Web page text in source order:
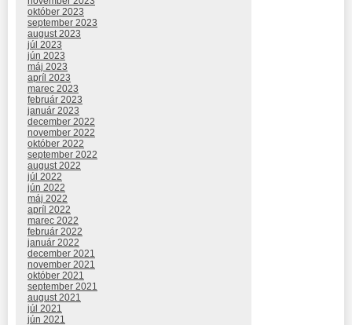
október 2023
september 2023
august 2023
júl 2023
jún 2023
máj 2023
apríl 2023
marec 2023
február 2023
január 2023
december 2022
november 2022
október 2022
september 2022
august 2022
júl 2022
jún 2022
máj 2022
apríl 2022
marec 2022
február 2022
január 2022
december 2021
november 2021
október 2021
september 2021
august 2021
júl 2021
jún 2021